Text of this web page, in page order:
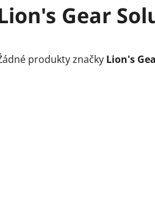
Gear
produkty značky Lion's